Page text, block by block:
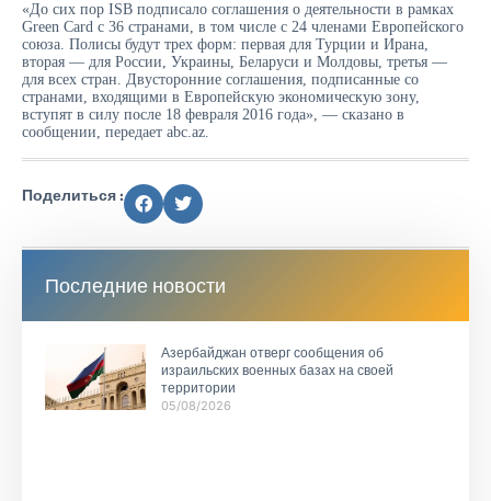
«До сих пор ISB подписало соглашения о деятельности в рамках
Green Card с 36 странами, в том числе с 24 членами Европейского
союза. Полисы будут трех форм: первая для Турции и Ирана,
вторая — для России, Украины, Беларуси и Молдовы, третья —
для всех стран. Двусторонние соглашения, подписанные со
странами, входящими в Европейскую экономическую зону,
вступят в силу после 18 февраля 2016 года», — сказано в
сообщении, передает abc.az.
Поделиться :
Последние новости
Азербайджан отверг сообщения об
израильских военных базах на своей
территории
05/08/2026